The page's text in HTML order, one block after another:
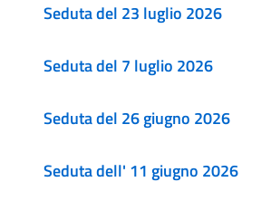
Seduta del 23 luglio 2026
Seduta del 7 luglio 2026
Seduta del 26 giugno 2026
Seduta dell' 11 giugno 2026